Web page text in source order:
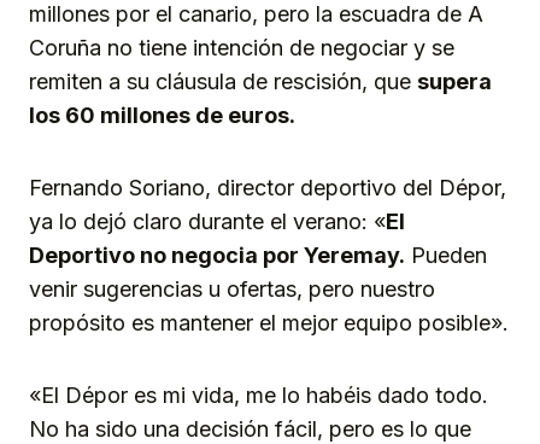
millones por el canario, pero la escuadra de A
Coruña no tiene intención de negociar y se
remiten a su cláusula de rescisión, que supera
los 60 millones de euros.
Fernando Soriano, director deportivo del Dépor,
ya lo dejó claro durante el verano: «El
Deportivo no negocia por Yeremay. Pueden
venir sugerencias u ofertas, pero nuestro
propósito es mantener el mejor equipo posible».
«El Dépor es mi vida, me lo habéis dado todo.
No ha sido una decisión fácil, pero es lo que